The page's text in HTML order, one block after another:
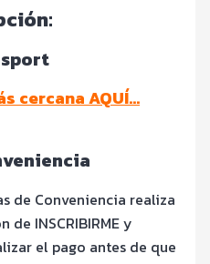
cercana AQUÍ…
de Conveniencia realiza
INSCRIBIRME y
el pago antes de que